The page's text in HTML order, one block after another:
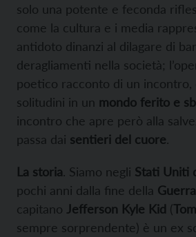
solo una potente e feconda
come la cultura e i media
antidoto dinanzi al dilagare di
deragliamenti nella società;
poetico racconto di un incontro,
solitudini in un mondo ferito e
incontro che apre però alla
passa dai sentieri del cuore.
La storia. Siamo negli Stati Uniti
pochi anni dalla fine della
capitano Jefferson Kyle Kid (
sempre sorprendente) è un ex